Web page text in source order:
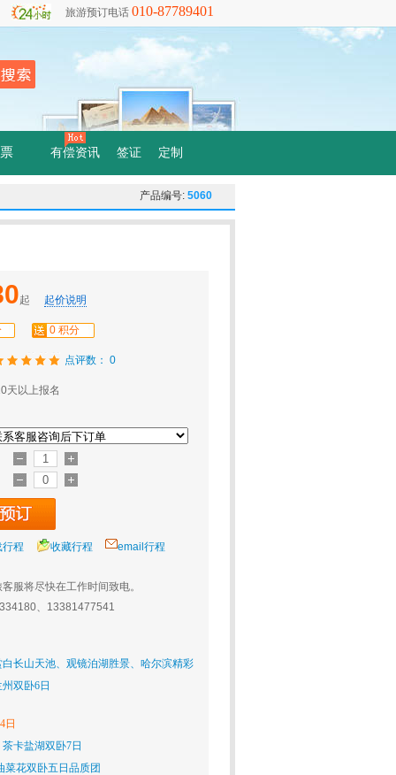
旅游预订电话 010-87789401
有偿资讯 签证 定制
产品编号: 5060
起 起价说明
0 积分
点评数： 0
天以上报名
行程 收藏行程 email行程
服将尽快在工作时间致电。
、13381477541
长山天池、观镜泊湖胜景、哈尔滨精彩
双卧6日
日
卡盐湖双卧7日
菜花双卧五日品质团